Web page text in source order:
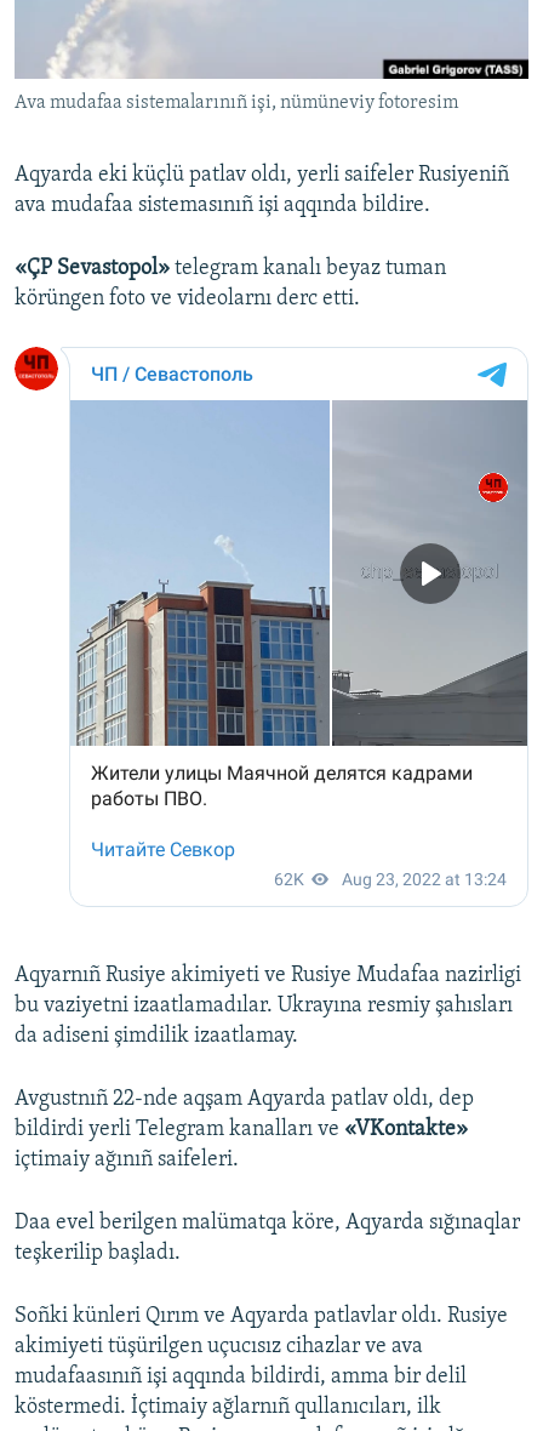
Русский
Українською
RFE/RS bütün saytları
Ava mudafaa sistemalarınıñ işi, nümüneviy fotoresim
Aqyarda eki küçlü patlav oldı, yerli saifeler Rusiyeniñ
ava mudafaa sistemasınıñ işi aqqında bildire.
«ÇP Sevastopol» telegram kanalı beyaz tuman
körüngen foto ve videolarnı derc etti.
Aqyarnıñ Rusiye akimiyeti ve Rusiye Mudafaa nazirligi
bu vaziyetni izaatlamadılar. Ukrayına resmiy şahısları
da adiseni şimdilik izaatlamay.
Avgustnıñ 22-nde aqşam Aqyarda patlav oldı, dep
bildirdi yerli Telegram kanalları ve «VKontakte»
içtimaiy ağınıñ saifeleri.
Daa evel berilgen malümatqa köre, Aqyarda sığınaqlar
teşkerilip başladı.
Soñki künleri Qırım ve Aqyarda patlavlar oldı. Rusiye
akimiyeti tüşürilgen uçucısız cihazlar ve ava
mudafaasınıñ işi aqqında bildirdi, amma bir delil
köstermedi. İçtimaiy ağlarnıñ qullanıcıları, ilk